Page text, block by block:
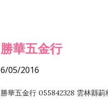
勝華五金行
6/05/2016
勝華五金行 055842328 雲林縣